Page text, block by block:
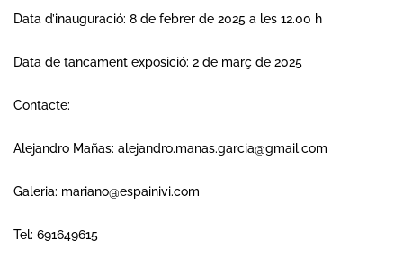
Data d’inauguració: 8 de febrer de 2025 a les 12.00 h
Data de tancament exposició: 2 de març de 2025
Contacte:
Alejandro Mañas: alejandro.manas.garcia@gmail.com
Galeria: mariano@espainivi.com
Tel: 691649615